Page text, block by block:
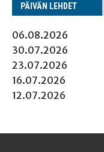
PÄI­VÄN LEHDET
06.08.2026
30.07.2026
23.07.2026
16.07.2026
12.07.2026